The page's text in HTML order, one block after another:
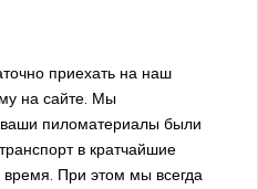
приехать на наш
на сайте. Мы
пиломатериалы были
в кратчайшие
время. При этом мы всегда